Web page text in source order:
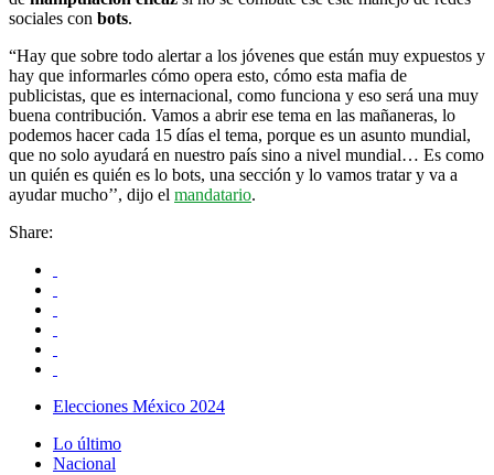
sociales con bots.
“Hay que sobre todo alertar a los jóvenes que están muy expuestos y
hay que informarles cómo opera esto, cómo esta mafia de
publicistas, que es internacional, como funciona y eso será una muy
buena contribución. Vamos a abrir ese tema en las mañaneras, lo
podemos hacer cada 15 días el tema, porque es un asunto mundial,
que no solo ayudará en nuestro país sino a nivel mundial… Es como
un quién es quién es lo bots, una sección y lo vamos tratar y va a
ayudar mucho’’, dijo el mandatario.
Share:
Elecciones México 2024
Lo último
Nacional